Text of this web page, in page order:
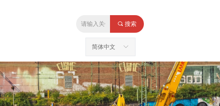
끠 搜索
ꀅ
简体中文